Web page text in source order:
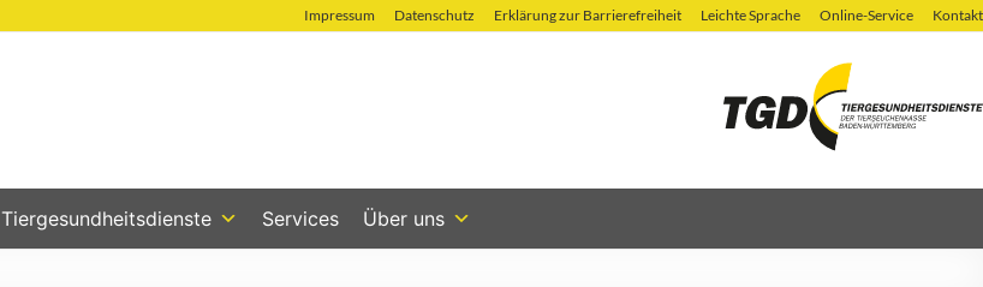
Impressum Datenschutz Erklärung zur Barrierefreiheit Leichte Sprache Online-Service Kontakt
Tiergesundheitsdienste Services Über uns